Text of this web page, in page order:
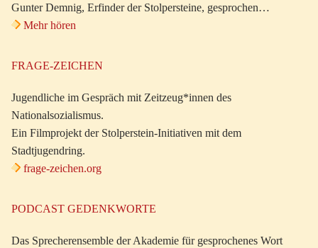
Gunter Demnig, Erfinder der Stolpersteine, gesprochen…
Mehr hören
FRAGE-ZEICHEN
Jugendliche im Gespräch mit Zeitzeug*innen des
Nationalsozialismus.
Ein Filmprojekt der Stolperstein-Initiativen mit dem
Stadtjugendring.
frage-zeichen.org
PODCAST GEDENKWORTE
Das Sprecherensemble der Akademie für gesprochenes Wort